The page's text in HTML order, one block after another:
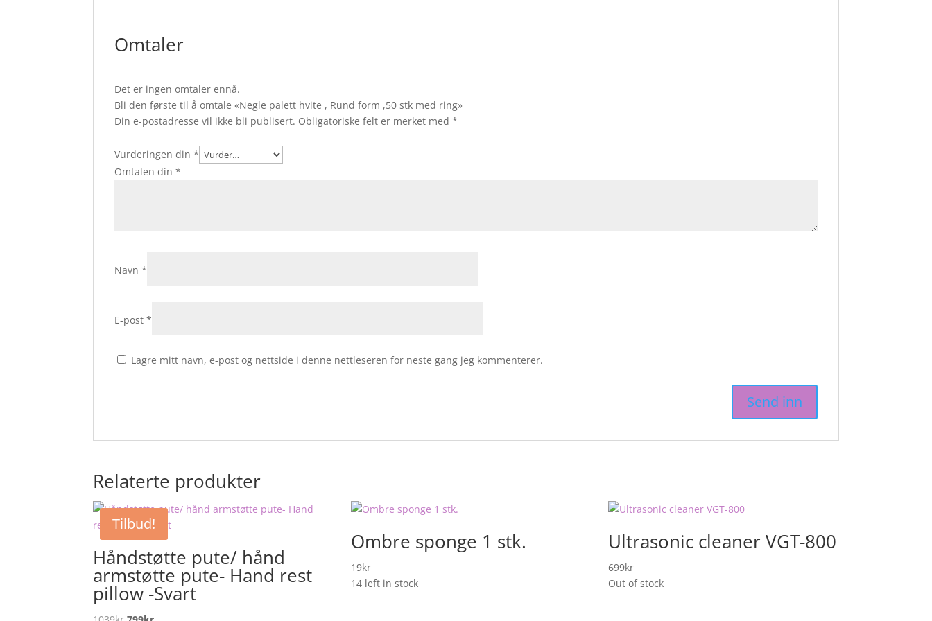
Omtaler
Det er ingen omtaler ennå.
Bli den første til å omtale «Negle palett hvite , Rund form ,50 stk med ring»
Din e-postadresse vil ikke bli publisert. Obligatoriske felt er merket med*
Vurderingen din*
Omtalen din*
Navn*
E-post*
Lagre mitt navn, e-post og nettside i denne nettleseren for neste gang jeg kommenterer.
Relaterte produkter
Tilbud!
Håndstøtte pute/ hånd
armstøtte pute- Hand rest
pillow -Svart
Ombre sponge 1 stk.
19kr
14 left in stock
Ultrasonic cleaner VGT-800
699kr
Out of stock